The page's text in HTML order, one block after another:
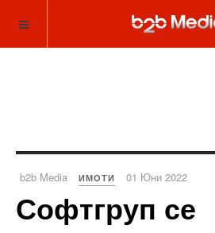
b2b Media ИМОТИ 01 Юни 2022
Софтгруп се